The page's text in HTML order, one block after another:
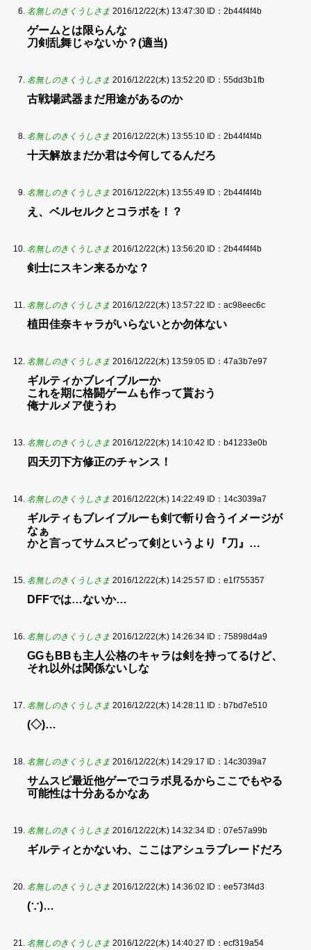
名無しのきくうしさま 2016/12/22(木) 13:47:30 ID：2b44f4f4b
ゲームとは限らんな
刀剣乱舞じゃないか？(適当)
名無しのきくうしさま 2016/12/22(木) 13:52:20 ID：55dd3b1fb
古戦場武器まだ用途があるのか
名無しのきくうしさま 2016/12/22(木) 13:55:10 ID：2b44f4f4b
十天解放まだか君は今何してるんだろ
名無しのきくうしさま 2016/12/22(木) 13:55:49 ID：2b44f4f4b
え、ベルセルクとコラボを！？
名無しのきくうしさま 2016/12/22(木) 13:56:20 ID：2b44f4f4b
剣士にスキン来るかな？
名無しのきくうしさま 2016/12/22(木) 13:57:22 ID：ac98eec6c
植田佳奈キャラがいらないとか勿体ない
名無しのきくうしさま 2016/12/22(木) 13:59:05 ID：47a3b7e97
ギルティかブレイブルーか
これを期に格闘ゲームも作って貰おう
俺ナルメア使うわ
名無しのきくうしさま 2016/12/22(木) 14:10:42 ID：b41233e0b
四天刃下方修正のチャンス！
名無しのきくうしさま 2016/12/22(木) 14:22:49 ID：14c3039a7
ギルティもブレイブルーも剣で斬り合うイメージが
なぁ
かと言ってサムスピって剣というより『刀』…
名無しのきくうしさま 2016/12/22(木) 14:25:57 ID：e1f755357
DFFでは…ないか…
名無しのきくうしさま 2016/12/22(木) 14:26:34 ID：75898d4a9
GGもBBも主人公格のキャラは剣を持ってるけど、
それ以外は関係ないしな
名無しのきくうしさま 2016/12/22(木) 14:28:11 ID：b7bd7e510
(◇)…
名無しのきくうしさま 2016/12/22(木) 14:29:17 ID：14c3039a7
サムスピ最近他ゲーでコラボ見るからここでもやる
可能性は十分あるかなあ
名無しのきくうしさま 2016/12/22(木) 14:32:34 ID：07e57a99b
ギルティとかないわ、ここはアシュラブレードだろ
名無しのきくうしさま 2016/12/22(木) 14:36:02 ID：ee573f4d3
(∵)…
名無しのきくうしさま 2016/12/22(木) 14:40:27 ID：ecf319a54